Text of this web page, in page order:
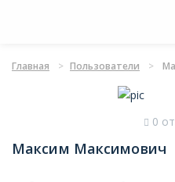
Главная Пользователи
0
Максим Максимович